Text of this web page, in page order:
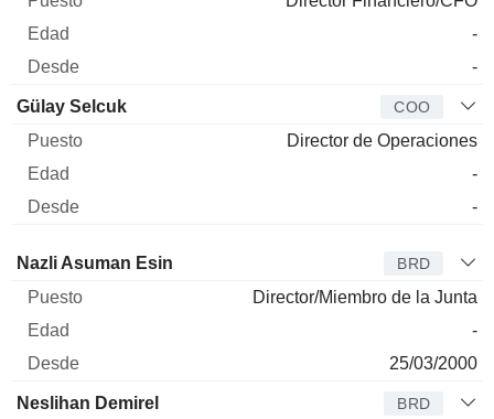
-
-
Gülay Selcuk COO
Director de Operaciones
-
-
Administrador Puesto
Nazli Asuman Esin BRD
Director/Miembro de la Junta
-
25/03/2000
Neslihan Demirel BRD